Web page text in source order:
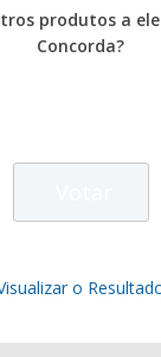
produtos a ele
Concorda?
o